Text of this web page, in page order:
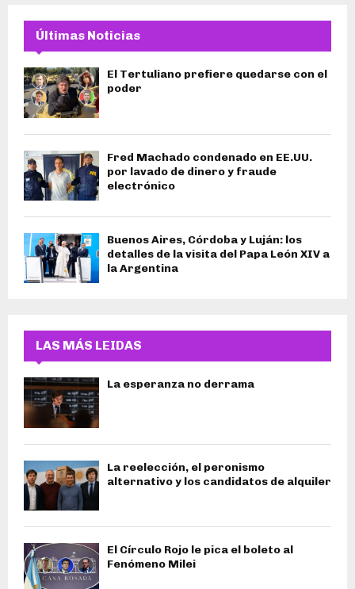
Últimas Noticias
El Tertuliano prefiere quedarse con el
poder
Fred Machado condenado en EE.UU.
por lavado de dinero y fraude
electrónico
Buenos Aires, Córdoba y Luján: los
detalles de la visita del Papa León XIV a
la Argentina
LAS MÁS LEIDAS
La esperanza no derrama
La reelección, el peronismo
alternativo y los candidatos de alquiler
El Círculo Rojo le pica el boleto al
Fenómeno Milei